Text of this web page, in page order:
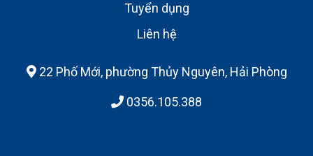
Tuyển dụng
Liên hệ
22 Phố Mới, phường Thủy Nguyên, Hải Phòng
0356.105.388